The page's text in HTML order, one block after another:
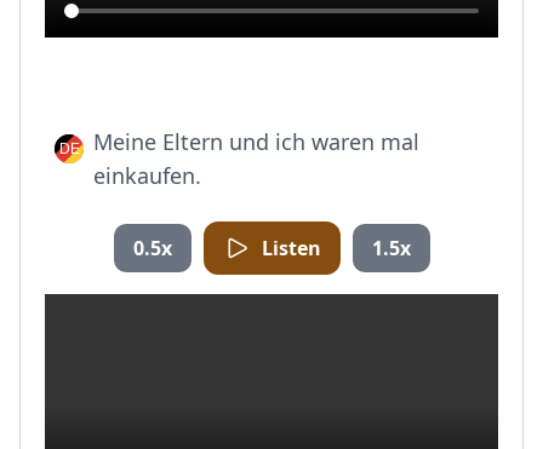
Meine Eltern und ich waren mal
einkaufen.
0.5x Listen 1.5x